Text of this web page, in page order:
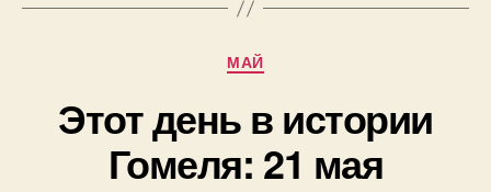
Рубрики
МАЙ
Этот день в истории
Гомеля: 21 мая